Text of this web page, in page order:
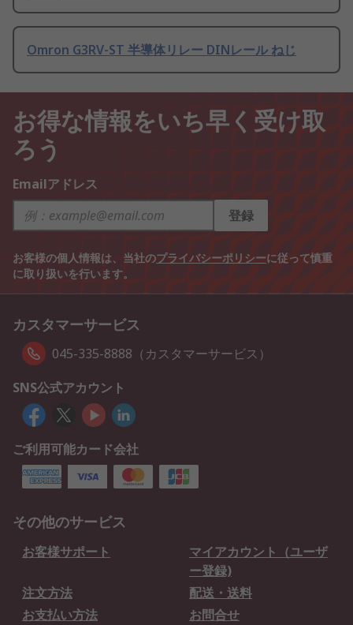
Omron G3RV-ST 半導体リレー DINレール ねじ
お得な情報をいち早く受け取
ろう
Emailアドレス
登録
お客様の個人情報は、当社のプライバシーポリシーに従って慎重
に取り扱いを行います。
カスタマーサービス
045-335-8888（カスタマーサービス）
SNS公式アカウント
ご利用可能カード会社
その他のサービス
お客様サポート
マイアカウント（ユーザ
ー登録)
注文方法
配送・送料
お支払い方法
お問合せ